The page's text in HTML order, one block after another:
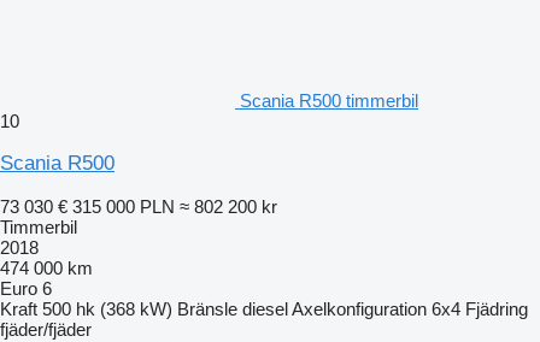
Scania R500 timmerbil
10
Scania R500
73 030 € 315 000 PLN ≈ 802 200 kr
Timmerbil
2018
474 000 km
Euro 6
Kraft 500 hk (368 kW) Bränsle dieselAxelkonfiguration 6x4 Fjädring
fjäder/fjäder